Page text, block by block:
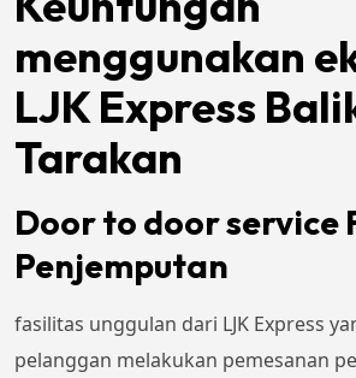
menggunakan
LJK Express
Tarakan
Door to door service
Penjemputan
fasilitas unggulan dari LJK Express
pelanggan melakukan pemesanan